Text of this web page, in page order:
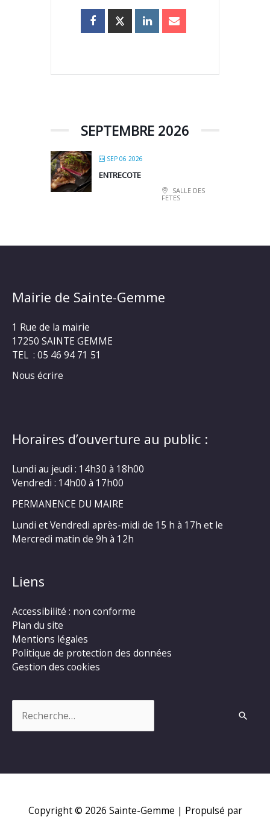
SEPTEMBRE 2026
SEP 06 2026
ENTRECOTE
SALLE DES
FETES
Mairie de Sainte-Gemme
1 Rue de la mairie
17250 SAINTE GEMME
TEL : 05 46 94 71 51
Nous écrire
Horaires d’ouverture au public :
Lundi au jeudi : 14h30 à 18h00
Vendredi : 14h00 à 17h00
PERMANENCE DU MAIRE
Lundi et Vendredi après-midi de 15 h à 17h et le
Mercredi matin de 9h à 12h
Liens
Accessibilité : non conforme
Plan du site
Mentions légales
Politique de protection des données
Gestion des cookies
Copyright © 2026 Sainte-Gemme | Propulsé par